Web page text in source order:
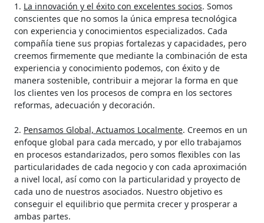
1. La innovación y el éxito con excelentes socios. Somos
conscientes que no somos la única empresa tecnológica
con experiencia y conocimientos especializados. Cada
compañía tiene sus propias fortalezas y capacidades, pero
creemos firmemente que mediante la combinación de esta
experiencia y conocimiento podemos, con éxito y de
manera sostenible, contribuir a mejorar la forma en que
los clientes ven los procesos de compra en los sectores
reformas, adecuación y decoración.
2. Pensamos Global, Actuamos Localmente. Creemos en un
enfoque global para cada mercado, y por ello trabajamos
en procesos estandarizados, pero somos flexibles con las
particularidades de cada negocio y con cada aproximación
a nivel local, así como con la particularidad y proyecto de
cada uno de nuestros asociados. Nuestro objetivo es
conseguir el equilibrio que permita crecer y prosperar a
ambas partes.